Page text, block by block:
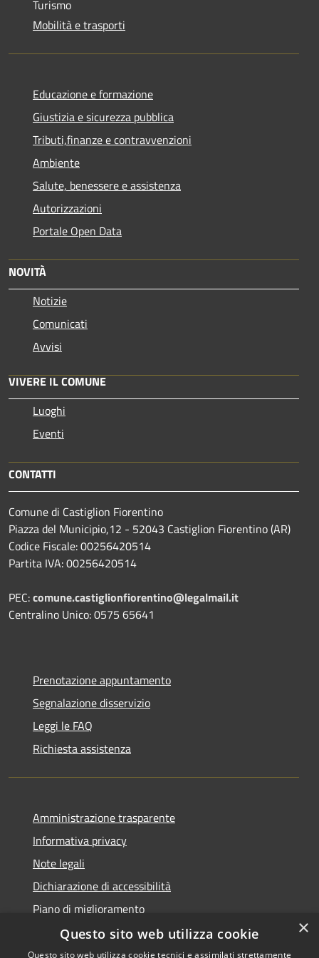
Turismo
Mobilità e trasporti
Educazione e formazione
Giustizia e sicurezza pubblica
Tributi,finanze e contravvenzioni
Ambiente
Salute, benessere e assistenza
Autorizzazioni
Portale Open Data
NOVITÀ
Notizie
Comunicati
Avvisi
VIVERE IL COMUNE
Luoghi
Eventi
CONTATTI
Comune di Castiglion Fiorentino
Piazza del Municipio,12 - 52043 Castiglion Fiorentino (AR)
Codice Fiscale: 00256420514
Partita IVA: 00256420514
PEC:comune.castiglionfiorentino@legalmail.it
Centralino Unico: 0575 65641
Prenotazione appuntamento
Segnalazione disservizio
Leggi le FAQ
Richiesta assistenza
Amministrazione trasparente
Informativa privacy
Note legali
Dichiarazione di accessibilità
Piano di miglioramento
×
Questo sito web utilizza cookie
Questo sito web utilizza cookie tecnici e assimilati strettamente